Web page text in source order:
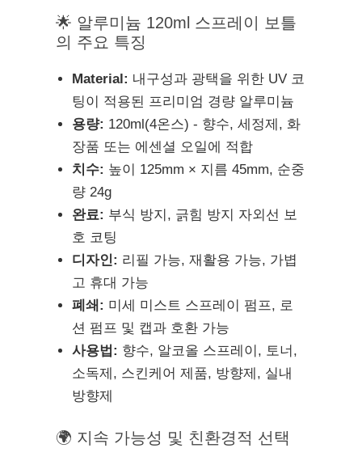
🌟 알루미늄 120ml 스프레이 보틀
의 주요 특징
Material: 내구성과 광택을 위한 UV 코
팅이 적용된 프리미엄 경량 알루미늄
용량: 120ml(4온스) - 향수, 세정제, 화
장품 또는 에센셜 오일에 적합
치수: 높이 125mm × 지름 45mm, 순중
량 24g
완료: 부식 방지, 긁힘 방지 자외선 보
호 코팅
디자인: 리필 가능, 재활용 가능, 가볍
고 휴대 가능
폐쇄: 미세 미스트 스프레이 펌프, 로
션 펌프 및 캡과 호환 가능
사용법: 향수, 알코올 스프레이, 토너,
소독제, 스킨케어 제품, 방향제, 실내
방향제
🌍 지속 가능성 및 친환경적 선택